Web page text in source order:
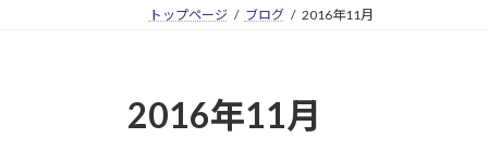
トップページ ブログ 2016年11月
2016年11月